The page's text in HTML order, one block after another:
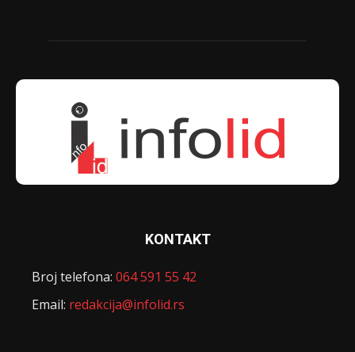
KONTAKT
Broj telefona: 064 591 55 42
Email: redakcija@infolid.rs